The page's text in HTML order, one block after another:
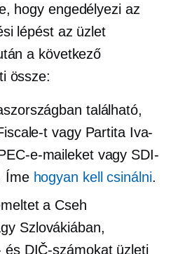
hogy engedélyezi az
lépést az üzlet
a következő
össze:
található,
t vagy Partita Iva-
e-maileket vagy SDI-
Íme hogyan kell csinálni.
a Cseh
Szlovákiában,
és DIČ-számokat üzleti